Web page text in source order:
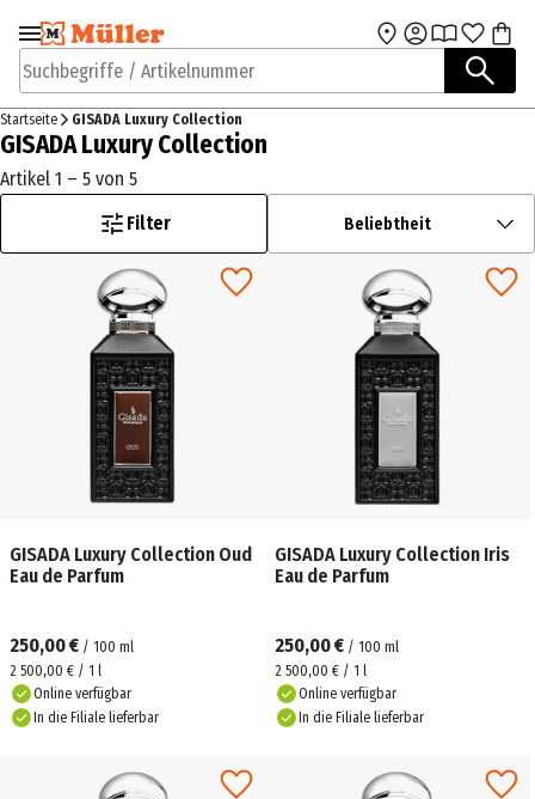
Zur Navigation
springen
Zum Hauptinhalt
Suchbegriffe / Artikelnummer
Startseite GISADA Luxury Collection
GISADA Luxury Collection
Artikel 1 – 5 von 5
Filter
Beliebtheit
GISADA Luxury Collection Oud
Eau de Parfum
250,00 € / 100 ml
2 500,00 € / 1 l
Online verfügbar
In die Filiale lieferbar
GISADA Luxury Collection Iris
Eau de Parfum
250,00 € / 100 ml
2 500,00 € / 1 l
Online verfügbar
In die Filiale lieferbar